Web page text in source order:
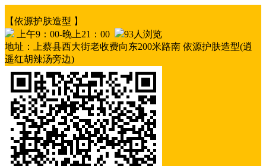
【依源护肤造型 】
上午9：00-晚上21：00
93人浏览
地址：上蔡县西大街老收费向东200米路南 依源护肤造型(逍
遥红胡辣汤旁边)